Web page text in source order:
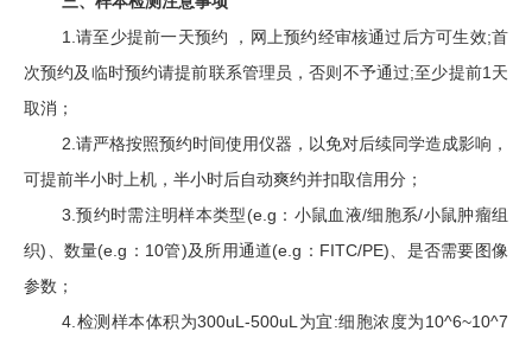
1. 请至少提前一天预约 ，网上预约经审核通过后方可生效;首
次预约及临时预约请提前联系管理员，否则不予通过;至少提前1 天
取消；
2. 请严格按照预约时间使用仪器，以免对后续同学造成影响，
可提前半小时上机，半小时后自动爽约并扣取信用分；
3. 预约时需注明样本类型(e.g ：小鼠血液/细胞系/小鼠肿瘤组
织) 、数量(e.g ： 10管)及所用通道(e.g ： FITC/PE) 、是否需要图像
参数；
4. 检测样本体积为300uL-500uL 为宜:细胞浓度为10^6~10^7